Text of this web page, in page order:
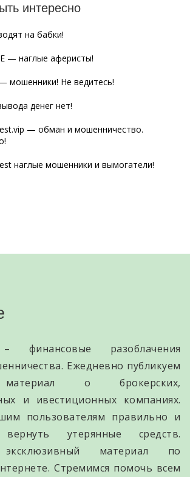
интересно
на бабки!
— наглые аферисты!
мошенники! Не ведитесь!
денег нет!
— обман и мошенничество.
наглые мошенники и вымогатели!
– финансовые разоблачения
Ежедневно публикуем
о брокерских,
и ивестиционных компаниях.
пользователям правильно и
утерянные средств.
материал по
Стремимся помочь всем